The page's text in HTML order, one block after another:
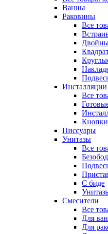
Ванны
Раковины
Все
Инсталляции
Все
Писсуары
Унитазы
Все
С биде
Смесители
Все
Для
Для